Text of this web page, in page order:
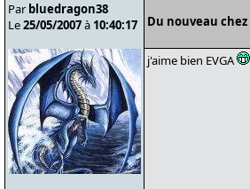
Par bluedragon38
Le25/05/2007à 10:40:17 Du nouveau chez
j'aime bien EVGA